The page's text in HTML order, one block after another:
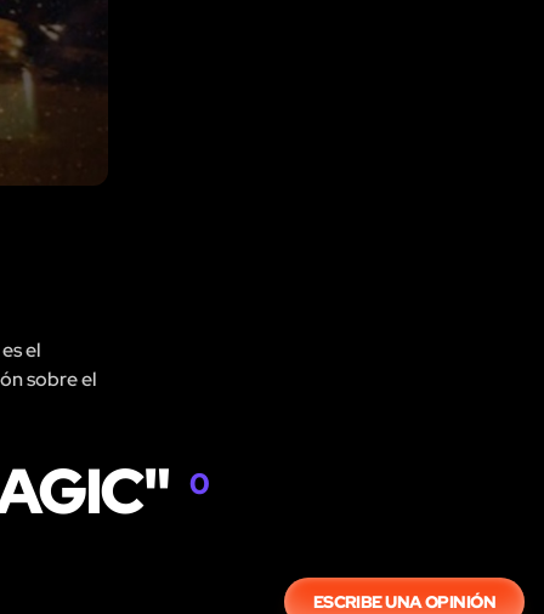
el
sobre el
0
ESCRIBE UNA OPINIÓN